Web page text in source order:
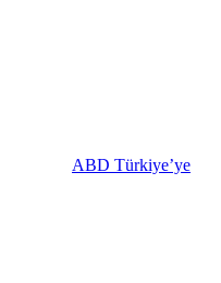
ABD Türkiye’ye